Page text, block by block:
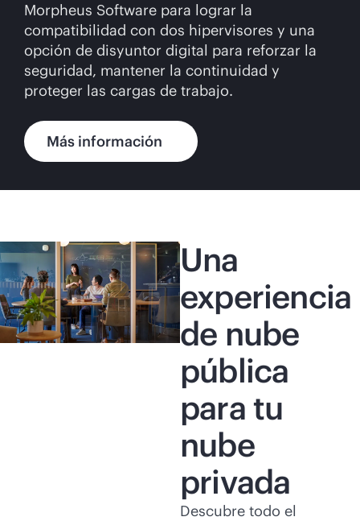
Morpheus Software para lograr la
compatibilidad con dos hipervisores y una
opción de disyuntor digital para reforzar la
seguridad, mantener la continuidad y
proteger las cargas de trabajo.
Más información
Una
experiencia
de nube
pública
para tu
nube
privada
Descubre todo el